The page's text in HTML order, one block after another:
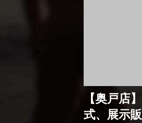
【奥戸店
式、展示